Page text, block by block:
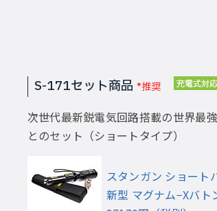
S-171セット商品 *推奨
次世代最新鋭電気回路搭載の世界最
とのセット（ショートタイプ）
スタンガン ショート
新型 マグナム−Xバ